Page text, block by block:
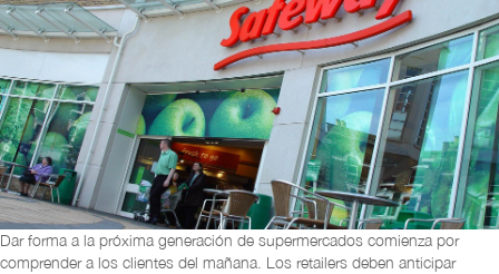
Dar forma a la próxima generación de supermercados comienza por
comprender a los clientes del mañana. Los retailers deben anticipar